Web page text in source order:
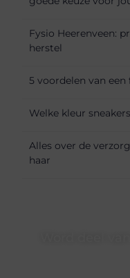
Fysio Heerenveen:
herstel
5 voordelen van
Welke kleur
Alles over de
haar